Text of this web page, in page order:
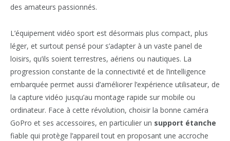
des amateurs passionnés.
L’équipement vidéo sport est désormais plus compact, plus
léger, et surtout pensé pour s’adapter à un vaste panel de
loisirs, qu’ils soient terrestres, aériens ou nautiques. La
progression constante de la connectivité et de l’intelligence
embarquée permet aussi d’améliorer l’expérience utilisateur, de
la capture vidéo jusqu’au montage rapide sur mobile ou
ordinateur. Face à cette révolution, choisir la bonne caméra
GoPro et ses accessoires, en particulier un support étanche
fiable qui protège l’appareil tout en proposant une accroche